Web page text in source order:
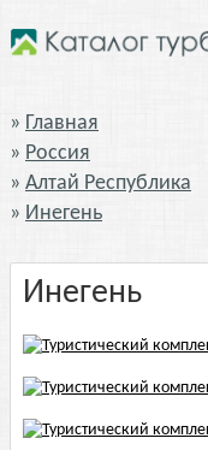
Главная
Россия
Алтай Республика
Инегень
Инегень